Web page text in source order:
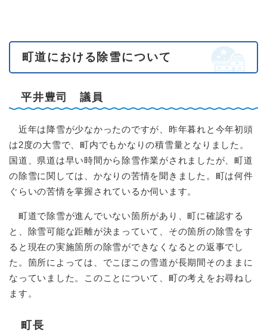
町道における除雪について
平井豊司 議員
近年は降雪が少なかったのですが、昨年暮れと今年初頭
は2度の大雪で、町内でもかなりの積雪量となりました。
国道、県道は早い時間から除雪作業がされましたが、町道
の除雪に関しては、かなりの苦情を聞きました。町は何件
ぐらいの苦情を掌握されているか伺います。
町道で除雪が進んでいない箇所があり、町に確認する
と、除雪可能な距離が決まっていて、その箇所の除雪をす
ると現在の実施箇所の除雪ができなくなるとの返事でし
た。箇所によっては、でこぼこの雪道が長期間そのままに
なっていました。このことについて、町の考えをお尋ねし
ます。
町長